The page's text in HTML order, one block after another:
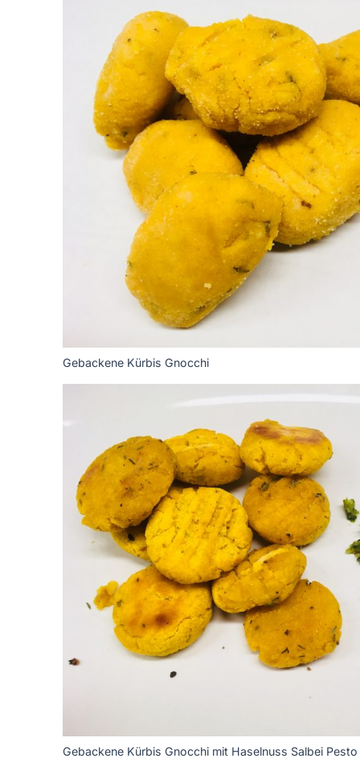
Gebackene Kürbis Gnocchi
Gebackene Kürbis Gnocchi mit Haselnuss Salbei Pesto